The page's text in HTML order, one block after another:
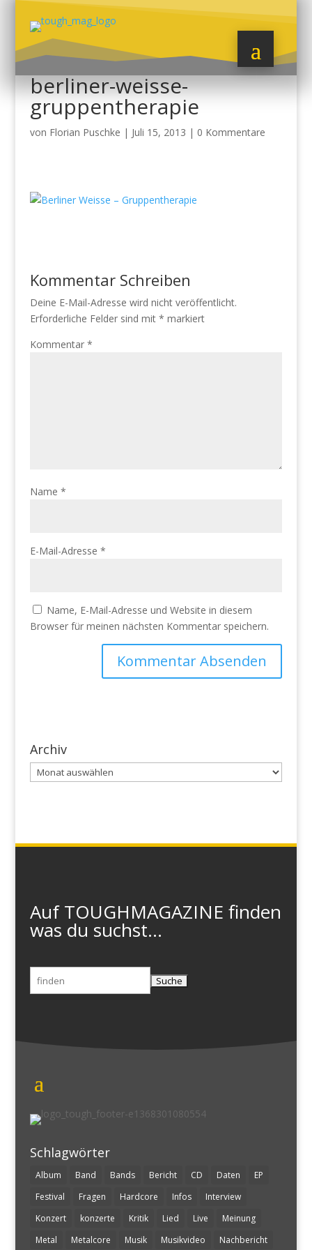
berliner-weisse-
gruppentherapie
von Florian Puschke | Juli 15, 2013 | 0 Kommentare
Kommentar Schreiben
Deine E-Mail-Adresse wird nicht veröffentlicht.
Erforderliche Felder sind mit * markiert
Kommentar *
Name *
E-Mail-Adresse *
Name, E-Mail-Adresse und Website in diesem
Browser für meinen nächsten Kommentar speichern.
Archiv
Archiv
Auf TOUGHMAGAZINE finden
was du suchst...
Suchen
nach:
Schlagwörter
Album Band Bands Bericht CD Daten
EP
Festival
Fragen Hardcore Infos
Interview
Konzert
konzerte Kritik Lied Live
Meinung
Metal
Metalcore Musik Musikvideo Nachbericht